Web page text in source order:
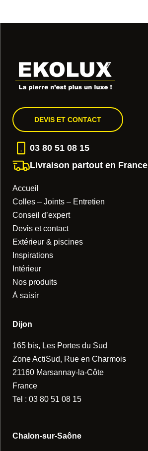
DEVIS ET CONTACT
03 80 51 08 15
Livraison partout en France
Accueil
Colles – Joints – Entretien
Conseil d’expert
Devis et contact
Extérieur & piscines
Inspirations
Intérieur
Nos produits
À saisir
Dijon
165 bis, Les Portes du Sud
Zone ActiSud, Rue en Charmois
21160 Marsannay-la-Côte
France
Tel : 03 80 51 08 15
Chalon-sur-Saône